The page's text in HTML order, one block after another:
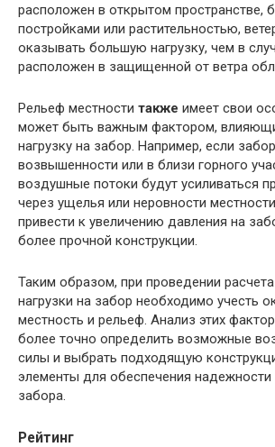
расположен в открытом пространстве,
постройками или растительностью,
оказывать большую нагрузку, чем в
расположен в защищенной от ветра
Рельеф местности также имеет свои
может быть важным фактором,
нагрузку на забор. Например, если
возвышенности или в близи горного
воздушные потоки будут усиливаться
через ущелья или неровности
привести к увеличению давления на
более прочной конструкции.
Таким образом, при проведении
нагрузки на забор необходимо учесть
местность и рельеф. Анализ этих
более точно определить возможные
силы и выбрать подходящую
элементы для обеспечения надежности
забора.
Рейтинг